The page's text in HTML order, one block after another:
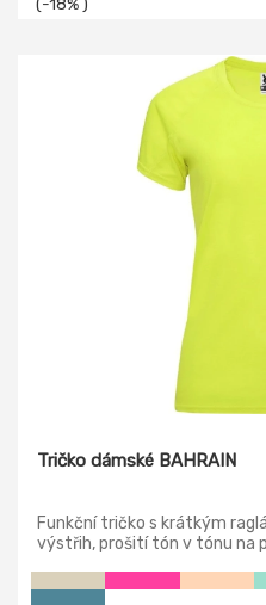
Tričko dámské BAHRAIN
Funkční tričko s krátkým
výstřih, prošití tón v tónu na